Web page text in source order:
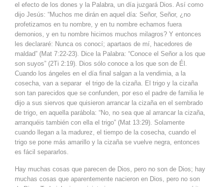
el efecto de los dones y la Palabra, un día juzgará Dios. Así como
dijo Jesús: “Muchos me dirán en aquel día: Señor, Señor, ¿no
profetizamos en tu nombre, y en tu nombre echamos fuera
demonios, y en tu nombre hicimos muchos milagros? Y entonces
les declararé: Nunca os conocí; apartaos de mí, hacedores de
maldad” (Mat 7:22-23). Dice la Palabra: “Conoce el Señor a los que
son suyos” (2Ti 2:19). Dios sólo conoce a los que son de Él.
Cuando los ángeles en el día final salgan a la vendimia, a la
cosecha, van a separar el trigo de la cizaña. El trigo y la cizaña
son tan parecidos que se confunden, por eso el padre de familia le
dijo a sus siervos que quisieron arrancar la cizaña en el sembrado
de trigo, en aquella parábola: “No, no sea que al arrancar la cizaña,
arranquéis también con ella el trigo” (Mat 13:29). Solamente
cuando llegan a la madurez, el tiempo de la cosecha, cuando el
trigo se pone más amarillo y la cizaña se vuelve negra, entonces
es fácil separarlos.
Hay muchas cosas que parecen de Dios, pero no son de Dios; hay
muchas cosas que aparentemente nacieron en Dios, pero no son